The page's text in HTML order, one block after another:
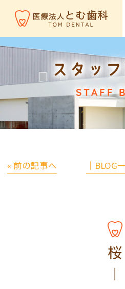
スタッ
STAFF
« 前の記事へ │BLOG
桜